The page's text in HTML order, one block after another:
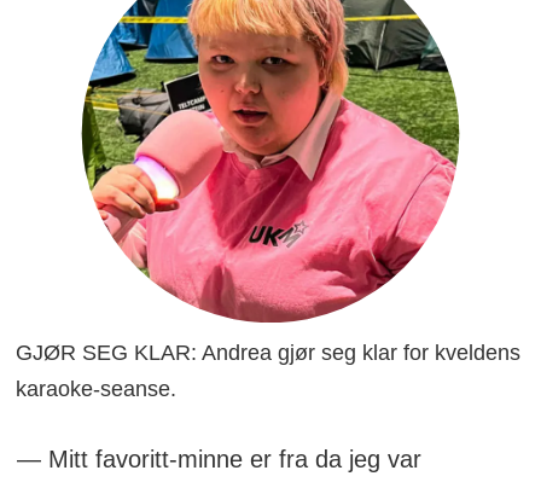
GJØR SEG KLAR: Andrea gjør seg klar for kveldens
karaoke-seanse.
— Mitt favoritt-minne er fra da jeg var